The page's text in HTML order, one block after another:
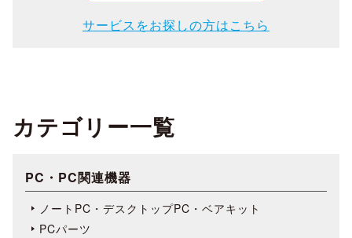
サービスをお探しの方はこちら
カテゴリー一覧
PC・PC関連機器
ノートPC・デスクトップPC・ベアキット
PCパーツ